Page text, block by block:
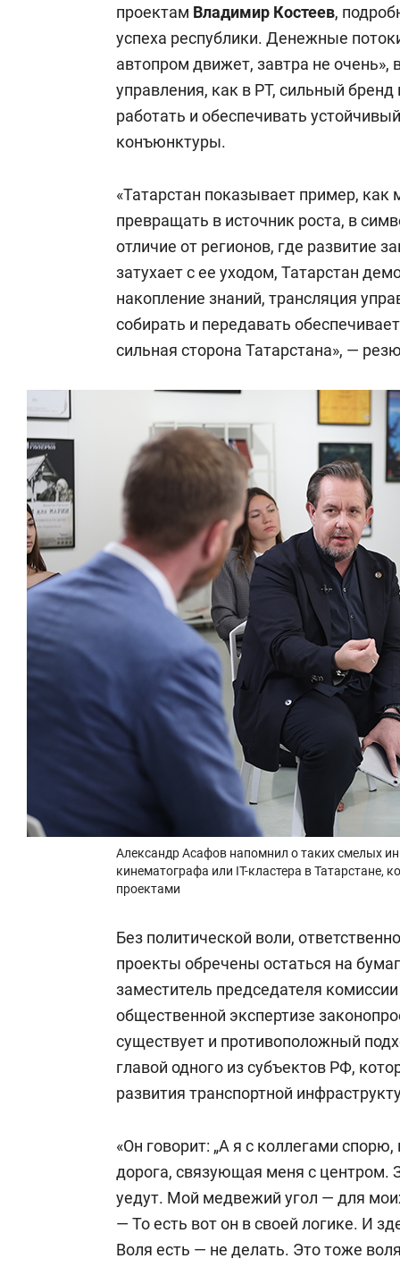
проектам Владимир Костеев,
успеха республики. Денежные
автопром движет, завтра не очень»,
управления, как в РТ, сильный
работать и обеспечивать
конъюнктуры.
«Татарстан показывает пример,
превращать в источник роста, в
отличие от регионов, где развитие
затухает с ее уходом, Татарстан
накопление знаний, трансляция
собирать и передавать
сильная сторона Татарстана», —
Александр Асафов напомнил о таких смелых
кинематографа или IT-кластера в Татарстане,
проектами
Без политической воли,
проекты обречены остаться на
заместитель председателя
общественной экспертизе
существует и противоположный
главой одного из субъектов РФ,
развития транспортной
«Он говорит: „А я с коллегами
дорога, связующая меня с центром.
уедут. Мой медвежий угол — для
— То есть вот он в своей логике. И
Воля есть — не делать. Это тоже